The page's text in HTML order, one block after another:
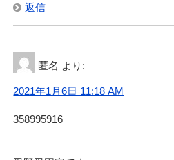
返信
匿名 より:
2021年1月6日 11:18 AM
358995916